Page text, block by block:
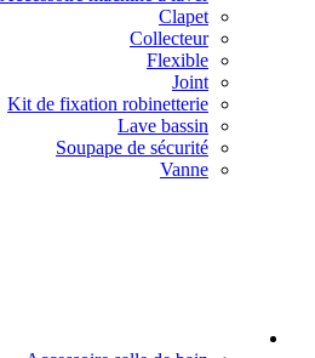
Clapet
Collecteur
Flexible
Joint
Kit de fixation robinetterie
Lave bassin
Soupape de sécurité
Vanne